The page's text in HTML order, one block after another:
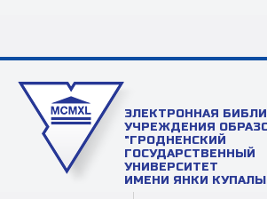
ЭЛЕКТРОННАЯ
УЧРЕЖДЕНИЯ
"ГРОДНЕНСКИЙ
ГОСУДАРСТВЕННЫЙ
УНИВЕРСИТЕТ
ИМЕНИ ЯНКИ